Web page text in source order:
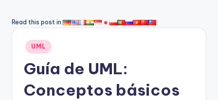
t
Read this post in:
Publicado
en
UML
Guía de UML:
Conceptos básicos